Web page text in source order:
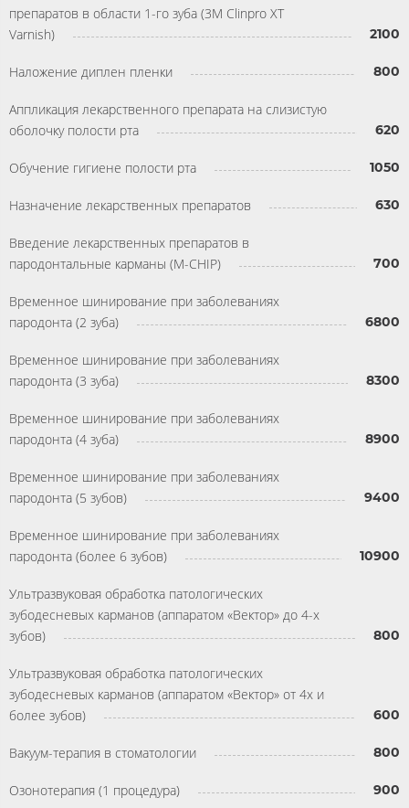
препаратов в области 1-го зуба (3М Clinpro XT
Varnish)
2100
Наложение диплен пленки 800
Аппликация лекарственного препарата на слизистую
оболочку полости рта
620
Обучение гигиене полости рта 1050
Назначение лекарственных препаратов 630
Введение лекарственных препаратов в
пародонтальные карманы (M-CHIP)
700
Временное шинирование при заболеваниях
пародонта (2 зуба)
6800
Временное шинирование при заболеваниях
пародонта (3 зуба)
8300
Временное шинирование при заболеваниях
пародонта (4 зуба)
8900
Временное шинирование при заболеваниях
пародонта (5 зубов)
9400
Временное шинирование при заболеваниях
пародонта (более 6 зубов)
10900
Ультразвуковая обработка патологических
зубодесневых карманов (аппаратом «Вектор» до 4-х
зубов)
800
Ультразвуковая обработка патологических
зубодесневых карманов (аппаратом «Вектор» от 4х и
более зубов)
600
Вакуум-терапия в стоматологии 800
Озонотерапия (1 процедура) 900